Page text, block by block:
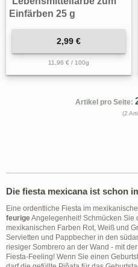
Einfärben 25 g
2,99 €
11,96 € / 100g
Artikel pro Seite:
(2
Die fiesta mexicana ist schon
Eine ordentliche Fiesta im
feurigeAngelegenheit! Schmücken Sie
mexikanischen Farben Rot, Weiß und
Servietten und Pappbecher in den
riesiger Sombrero an der Wand - mit
Fiesta-Feeling! Wenn Sie einen